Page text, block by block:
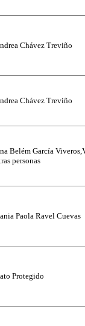
Chávez Treviño
Chávez Treviño
Belém García
personas
Paola Ravel Cuevas
Protegido